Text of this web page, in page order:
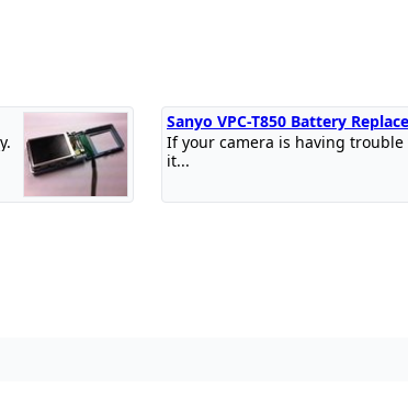
Sanyo VPC-T850 Battery
If your camera is having
it...